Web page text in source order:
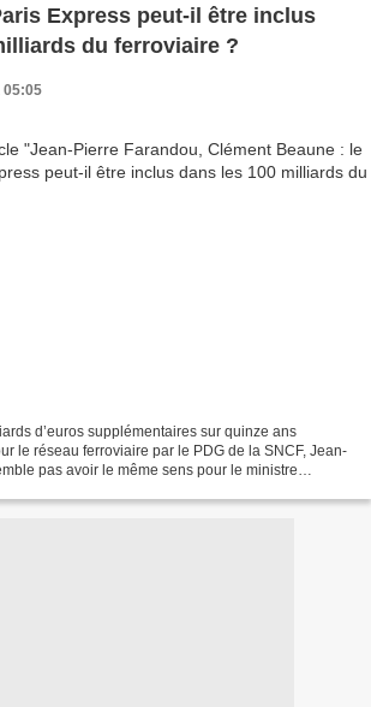
Express peut-il être inclus
du ferroviaire ?
05:05
d’euros supplémentaires sur quinze ans
le réseau ferroviaire par le PDG de la SNCF, Jean-
pas avoir le même sens pour le ministre